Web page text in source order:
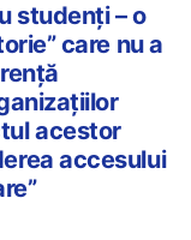
studenți – o
care nu a
acestor
accesului